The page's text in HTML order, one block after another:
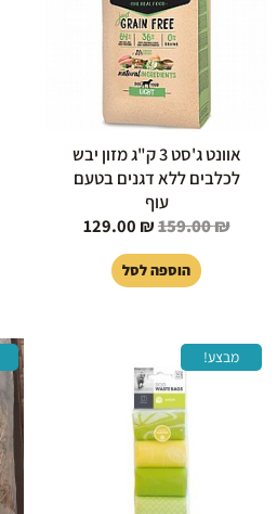
אוונט ג'סט 3 ק"ג מזון יבש
לכלבים ללא דגנים בטעם
עוף
159.00₪
129.00 ₪
הוספה לסל
מבצע!
המקורי
היה:
42.00 ₪.